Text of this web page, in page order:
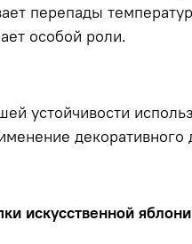
перепады
особой роли.
устойчивости
декоративного
искусственной яблони